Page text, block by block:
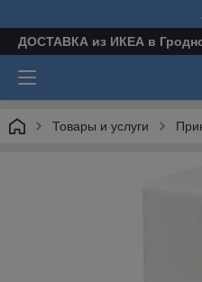
ДОСТАВКА из ИКЕА в
Товары и услуги